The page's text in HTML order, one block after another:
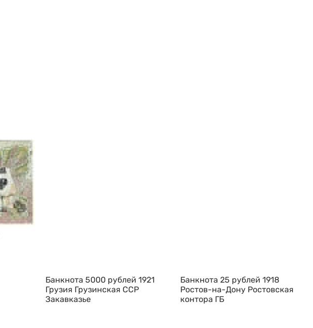
Банкнота 5000 рублей 1921
Грузия Грузинская ССР
Закавказье
Банкнота 25 рублей 1918
Ростов-на-Дону Ростовская
контора ГБ